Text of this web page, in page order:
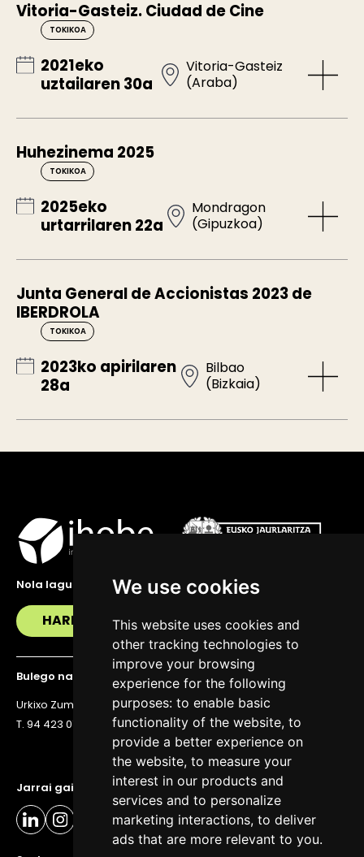
We use cookies
This website uses cookies and
other tracking technologies to
improve your browsing
experience for the following
purposes: to enable basic
functionality of the website, to
provide a better experience on
the website, to measure your
interest in our products and
services and to personalize
marketing interactions, to deliver
ads that are more relevant to you.
Vitoria-Gasteiz. Ciudad de Cine
TOKIKOA
2021eko
uztailaren 30a
Vitoria-Gasteiz
(Araba)
Huhezinema 2025
TOKIKOA
2025eko
urtarrilaren 22a
Mondragon
(Gipuzkoa)
Junta General de Accionistas 2023 de
IBERDROLA
TOKIKOA
2023ko apirilaren
28a
Bilbao
(Bizkaia)
Jarrai gaitzazu eguneratuta egoteko
Nola lagundu zaitzakegu?
HARREMANETAN JARRI
Bulego nagusia
Urkixo Zumarkalea 36, 6. solairua, 48011 Bilbo
T. 94 423 07 43